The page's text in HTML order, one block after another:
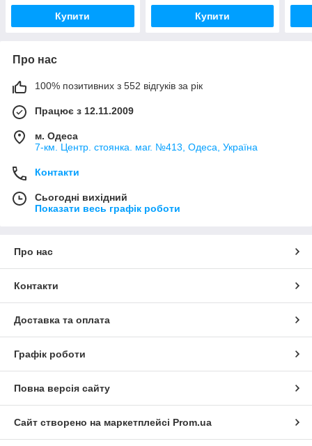
Купити Купити
Про нас
100% позитивних з 552 відгуків за рік
Працює з 12.11.2009
м. Одеса
7-км. Центр. стоянка. маг. №413, Одеса, Україна
Контакти
Сьогодні вихідний
Показати весь графік роботи
Про нас
Контакти
Доставка та оплата
Графік роботи
Повна версія сайту
Сайт створено на маркетплейсі Prom.ua